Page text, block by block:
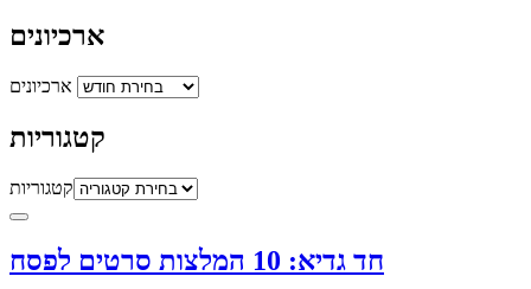
ארכיונים
ארכיונים
קטגוריות
קטגוריות
חד גדיא: 10 המלצות סרטים לפסח